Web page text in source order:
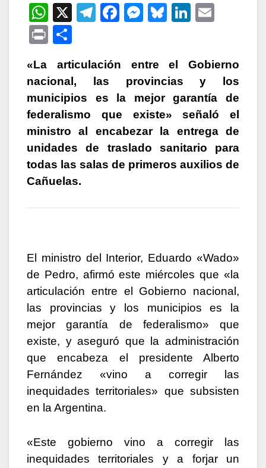
W
h
at
s
A
p
p
X
T
gr
a
m
F
e
b
o
o
k
M
s
e
n
g
er
Bl
s
k
y
Li
e
dI
n
P
nt m
p
ar
tir
«La articulación entre el Gobierno
nacional, las provincias y los
municipios es la mejor garantía de
federalismo que existe» señaló el
ministro al encabezar la entrega de
unidades de traslado sanitario para
todas las salas de primeros auxilios de
Cañuelas.
El ministro del Interior, Eduardo «Wado»
de Pedro, afirmó este miércoles que «la
articulación entre el Gobierno nacional,
las provincias y los municipios es la
mejor garantía de federalismo» que
existe, y aseguró que la administración
que encabeza el presidente Alberto
Fernández «vino a corregir las
inequidades territoriales» que subsisten
en la Argentina.
«Este gobierno vino a corregir las
inequidades territoriales y a forjar un